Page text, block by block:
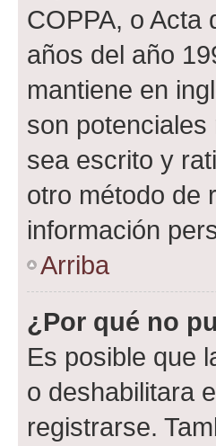
COPPA, o Acta
años del año
mantiene en
son
sea escrito y
otro método de
información
Arriba
¿Por qué no
Es posible que
o deshabilitara
registrarse.